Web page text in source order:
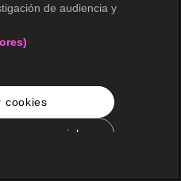
de audiencia y
cookies
no esenciales